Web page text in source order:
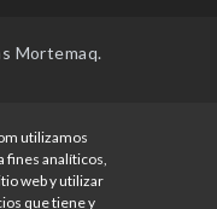
Mortemaq.
utilizamos
fines analíticos,
web y utilizar
que tiene y